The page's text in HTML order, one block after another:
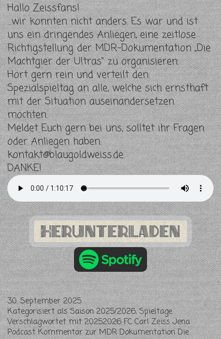
Hallo Zeissfans!
…wir konnten nicht anders. Es war und ist
uns ein dringendes Anliegen, eine zeitlose
Richtigstellung der MDR-Dokumentation „Die
Machtgier der Ultras“ zu organisieren.
Hört gern rein und verteilt den
Spezialspieltag an alle, welche sich ernsthaft
mit der Situation auseinandersetzen
möchten.
Meldet Euch gern bei uns, solltet ihr Fragen
oder Anliegen haben:
kontakt@blaugoldweiss.de.
DANKE!
Herunterladen
30. September 2025
Kategorisiert alsSaison 2025/2026,Spieltage
Verschlagwortet mit20252026 FC Carl Zeiss Jena
Podcast Kommentar zur MDR Dokumentation Die